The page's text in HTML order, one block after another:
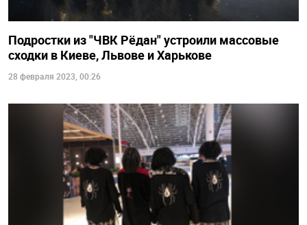
Подростки из "ЧВК Рёдан" устроили массовые
сходки в Киеве, Львове и Харькове
28 февраля 2023, 00:26